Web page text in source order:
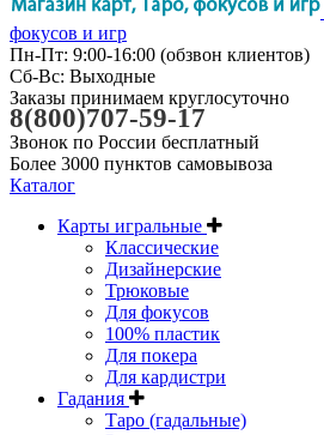
фокусов и игр
Пн-Пт: 9:00-16:00 (обзвон клиентов)
Сб-Вс: Выходные
Заказы принимаем круглосуточно
8(800)707-59-17
Звонок по России бесплатный
Более 3000 пунктов самовывоза
Каталог
Карты игральные
Классические
Дизайнерские
Трюковые
Для фокусов
100% пластик
Для покера
Для кардистри
Гадания
Таро (гадальные)